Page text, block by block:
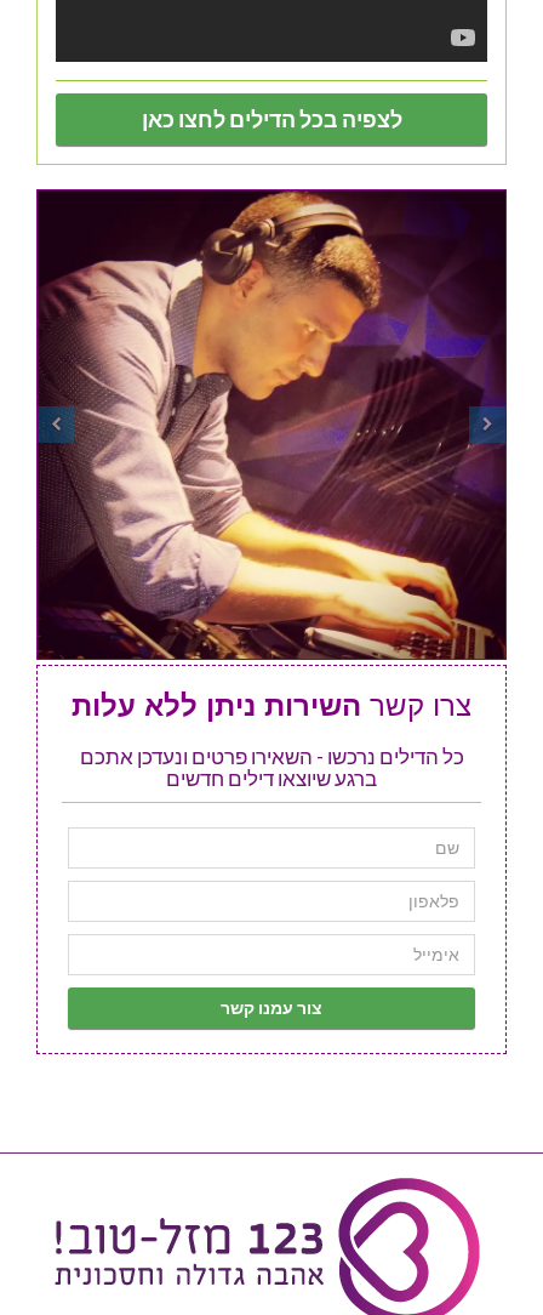
לצפיה בכל הדילים לחצו כאן
צרו קשר השירות ניתן ללא עלות
כל הדילים נרכשו - השאירו פרטים ונעדכן אתכם
ברגע שיוצאו דילים חדשים